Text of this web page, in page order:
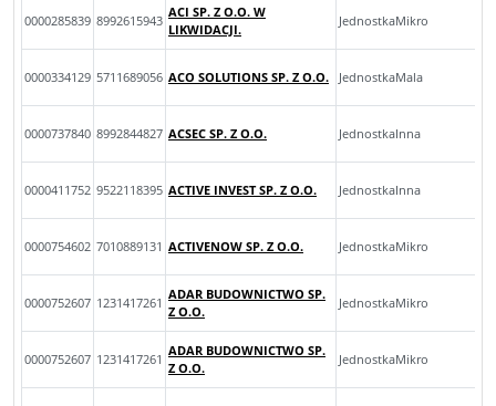
0000285839 8992615943
ACI SP. Z O.O. W
LIKWIDACJI.
JednostkaMikro
0000334129 5711689056 ACO SOLUTIONS SP. Z O.O. JednostkaMala
0000737840 8992844827 ACSEC SP. Z O.O. JednostkaInna
0000411752 9522118395 ACTIVE INVEST SP. Z O.O. JednostkaInna
0000754602 7010889131 ACTIVENOW SP. Z O.O. JednostkaMikro
0000752607 1231417261
ADAR BUDOWNICTWO SP.
Z O.O.
JednostkaMikro
0000752607 1231417261
ADAR BUDOWNICTWO SP.
Z O.O.
JednostkaMikro